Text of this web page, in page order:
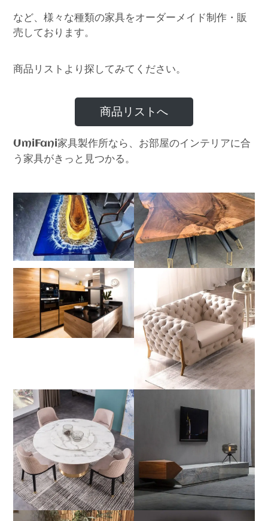
など、様々な種類の家具をオーダーメイド制作・販
売しております。
商品リストより探してみてください。
商品リストへ
UmiFani家具製作所なら、お部屋のインテリアに合
う家具がきっと見つかる。